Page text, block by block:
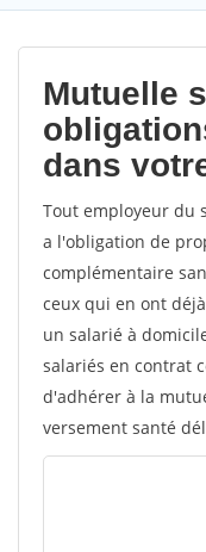
Mutuelle
dans
Tout employeur du
a l'obligation de
complémentaire
ceux qui en ont
un salarié à
salariés en contrat
d'adhérer à la
versement santé